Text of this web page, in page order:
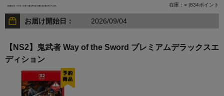
在庫：○ |834ポイント
お届け開始日： 2026/09/04
【NS2】鬼武者 Way of the Sword プレミアムデラックスエ
ディション